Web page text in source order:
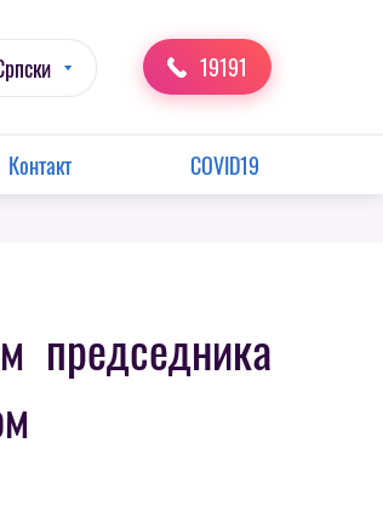
19191
Контакт COVID19
председника